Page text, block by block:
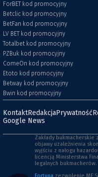
ForBET kod promocyjny
Betclic kod promocyjny
BetFan kod promocyjny
LV BET kod promocyjny
Totalbet kod promocyjny
PZBuk kod promocyjny
ComeOn kod promocyjny
Etoto kod promocyjny
Betway kod promocyjny
Bwin kod promocyjny
KontaktRedakcjaPrywatność
Google News
Zakłady bukmacherskie
objawy uzależnienia
wyjściu z nałogu
licencją Ministerstwa
legalnych bukmacherów.